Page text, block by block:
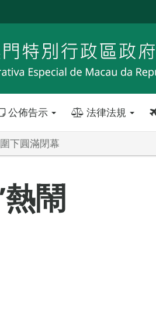
公佈告示 法律法規
下圓滿閉幕
鬧